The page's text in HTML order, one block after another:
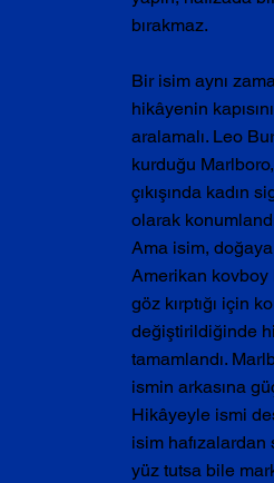
bırakmaz.
Bir isim aynı
hikâyenin
aralamalı. Leo
kurduğu
çıkışında kadın
olarak
Ama isim,
Amerikan kovboy
göz kırptığı için
değiştirildiğinde
tamamlandı.
ismin arkasına
Hikâyeyle ismi
isim
yüz tutsa bile